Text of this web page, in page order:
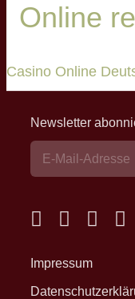
Online
Casino Online
Newsletter
Impressum